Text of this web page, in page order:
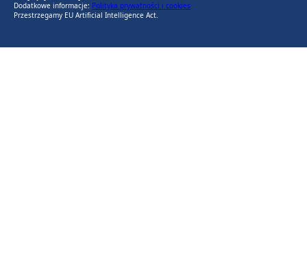
Dodatkowe informacje: Polityka prywatności i cookies
Przestrzegamy EU Artificial Intelligence Act.